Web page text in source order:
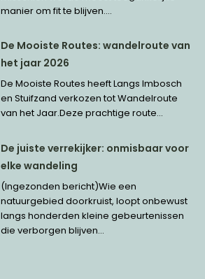
manier om fit te blijven....
De Mooiste Routes: wandelroute van
het jaar 2026
De Mooiste Routes heeft Langs Imbosch
en Stuifzand verkozen tot Wandelroute
van het Jaar.Deze prachtige route...
De juiste verrekijker: onmisbaar voor
elke wandeling
(Ingezonden bericht)Wie een
natuurgebied doorkruist, loopt onbewust
langs honderden kleine gebeurtenissen
die verborgen blijven...